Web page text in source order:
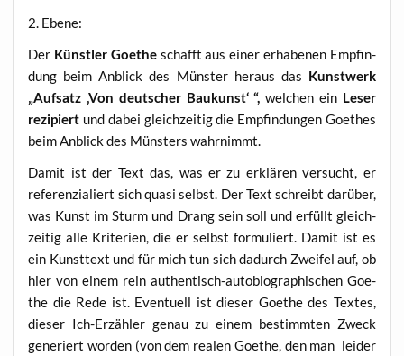
2. Ebe­ne:
Der Künst­ler Goe­theschafft aus einer erha­be­nen Emp­fin­
dung beim Anblick des Müns­ter her­aus das Kunst­werk
„Auf­satz ‚Von deut­scher Bau­kunst‘ “, wel­chen ein Leser
rezi­piert und dabei gleich­zei­tig die Emp­fin­dun­gen Goe­thes
beim Anblick des Müns­ters wahrnimmt.
Damit ist der Text das, was er zu erklä­ren ver­sucht, er
refe­ren­zia­liert sich qua­si selbst. Der Text schreibt dar­über,
was Kunst im Sturm und Drang sein soll und erfüllt gleich­
zei­tig alle Kri­te­ri­en, die er selbst for­mu­liert. Damit ist es
ein Kunst­text und für mich tun sich dadurch Zwei­fel auf, ob
hier von einem rein authen­tisch-auto­bio­gra­phi­schen Goe­
the die Rede ist. Even­tu­ell ist die­ser Goe­the des Tex­tes,
die­ser Ich-Erzäh­ler genau zu einem bestimm­ten Zweck
gene­riert wor­den (von dem rea­len Goe­the, den man lei­der